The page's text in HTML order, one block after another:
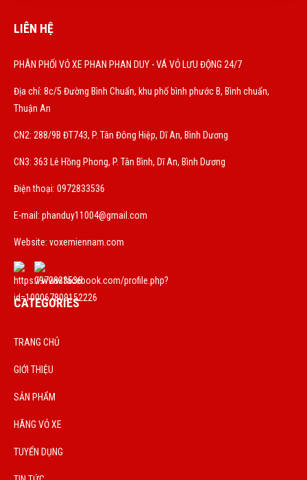
LIÊN HỆ
PHÂN PHỐI VỎ XE PHAN PHAN DUY - VÁ VỎ LƯU ĐỘNG 24/7
Địa chỉ: 8c/5 Đường Bình Chuẩn, khu phố bình phước B, Bình chuẩn,
Thuận An
CN2: 288/9B ĐT743, P. Tân Đông Hiệp, Dĩ An, Bình Dương
CN3: 363 Lê Hồng Phong, P. Tân Bình, Dĩ An, Bình Dương
Điện thoại: 0972833536
E-mail: phanduy11004@gmail.com
Website: voxemiennam.com
CATEGORIES
TRANG CHỦ
GIỚI THIỆU
SẢN PHẨM
HÃNG VỎ XE
TUYỂN DỤNG